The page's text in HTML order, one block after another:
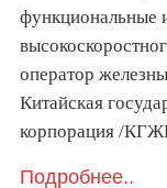
функциональные
оператор
Китайская
корпорация /
Подробнее..